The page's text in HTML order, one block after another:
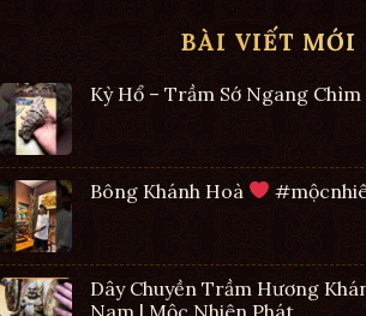
BÀI VIẾT MỚI
Kỳ Hổ – Trầm Sớ Ngang
Bông Khánh Hoà
Dây Chuyền Trầm Hương
Nam | Mộc Nhiên Phát